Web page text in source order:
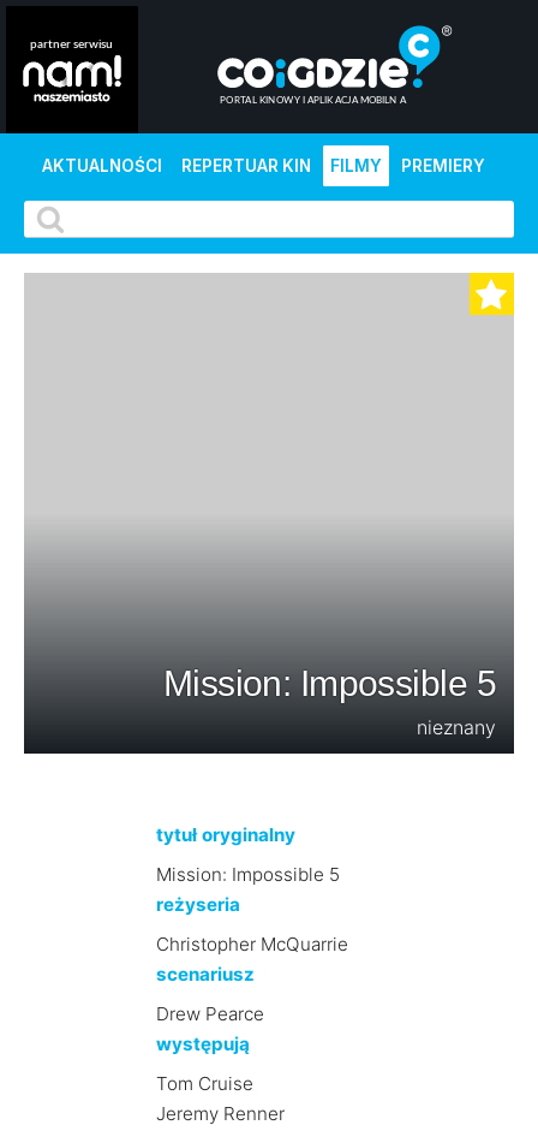
AKTUALNOŚCI REPERTUAR KIN FILMY PREMIERY
Mission: Impossible 5
nieznany
tytuł oryginalny
Mission: Impossible 5
reżyseria
Christopher McQuarrie
scenariusz
Drew Pearce
występują
Tom Cruise
Jeremy Renner